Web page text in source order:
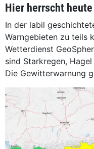
Hier herrscht
In der labil
Warngebieten zu teils
Wetterdienst
sind Starkregen,
Die Gewitterwarnung